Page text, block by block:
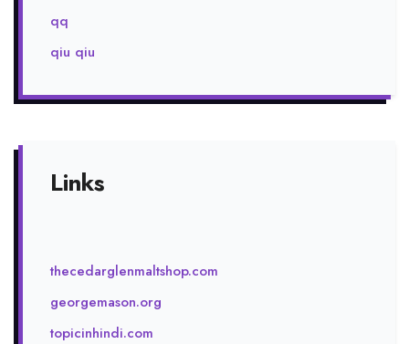
qq
qiu qiu
Links
thecedarglenmaltshop.com
georgemason.org
topicinhindi.com